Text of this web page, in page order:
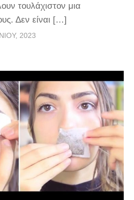
τουλάχιστον μια
Δεν είναι […]
2023